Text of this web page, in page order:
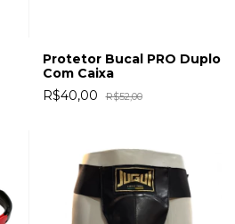
Protetor Bucal PRO Duplo
Com Caixa
R$40,00
R$52,00